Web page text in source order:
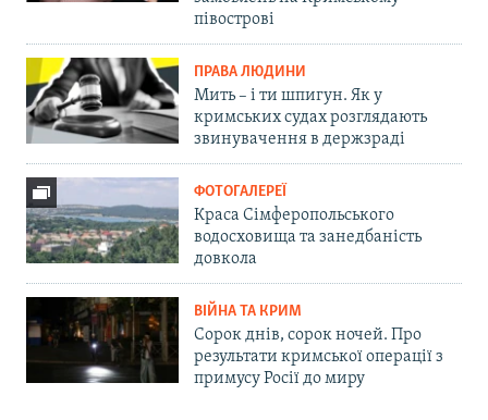
півострові
ПРАВА ЛЮДИНИ
Мить – і ти шпигун. Як у
кримських судах розглядають
звинувачення в держзраді
ФОТОГАЛЕРЕЇ
Краса Сімферопольського
водосховища та занедбаність
довкола
ВІЙНА ТА КРИМ
Сорок днів, сорок ночей. Про
результати кримської операції з
примусу Росії до миру